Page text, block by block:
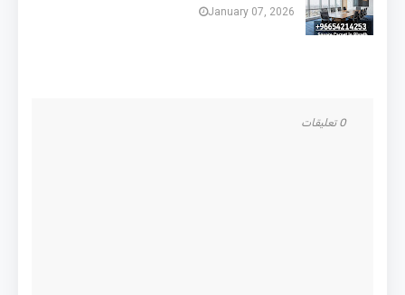
January 07, 2026
0 تعليقات